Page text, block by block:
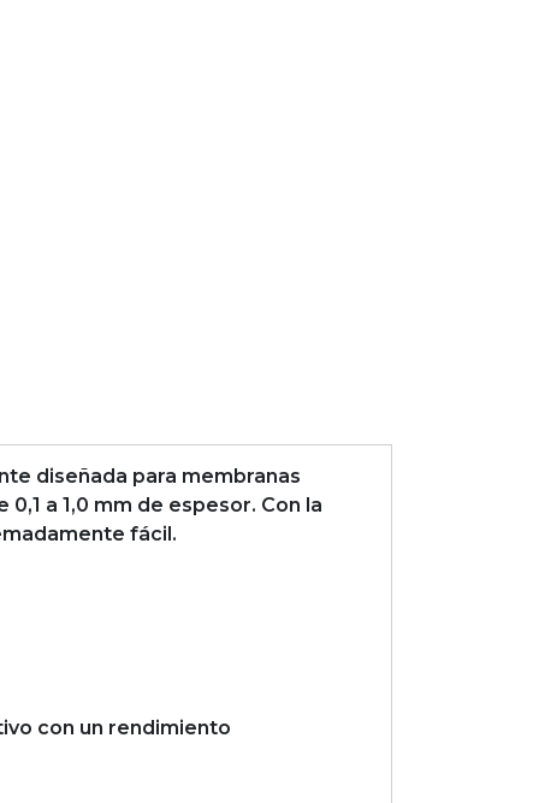
diseñada para membranas
a 1,0 mm de espesor. Con la
fácil.
con un rendimiento